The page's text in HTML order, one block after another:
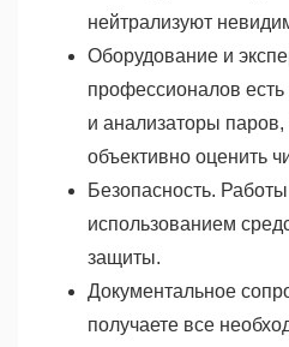
нейтрализуют
Оборудование и
профессионалов
и анализаторы
объективно оценить
Безопасность.
использованием
защиты.
Документальное
получаете все